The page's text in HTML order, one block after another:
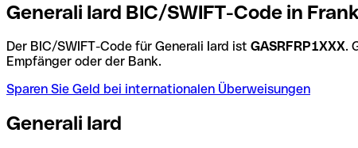
Generali Iard BIC/SWIFT-Code in
Der BIC/SWIFT-Code für Generali Iard ist GASRFRP1XXX.
Empfänger oder der Bank.
Sparen Sie Geld bei internationalen Überweisungen
Generali Iard